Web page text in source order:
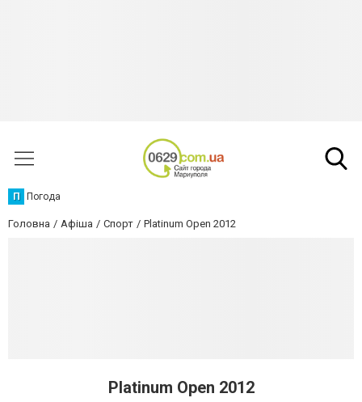
П Погода
Головна Афіша Спорт Platinum Open 2012
Platinum Open 2012